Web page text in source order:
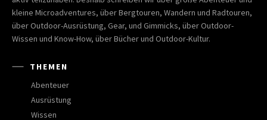
kleine Microadventures, über Bergtouren, Wandern und Radtouren,
über Outdoor-Ausrüstung, Gear, und Gimmicks, über Outdoor-
Wissen und Know-How, über Bücher und Outdoor-Kultur.
THEMEN
Abenteuer
Ausrüstung
Wissen